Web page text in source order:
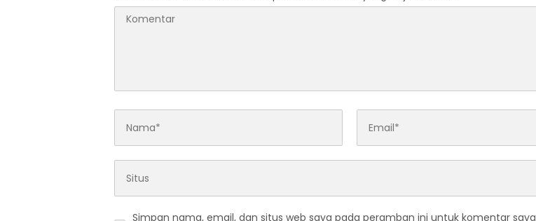
Simpan nama, email, dan situs web saya pada peramban ini untuk komentar saya